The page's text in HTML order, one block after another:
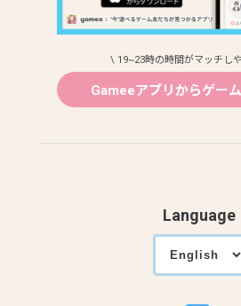
\ 19~23時の時間がマッチし
Gameeアプリからゲー
Language